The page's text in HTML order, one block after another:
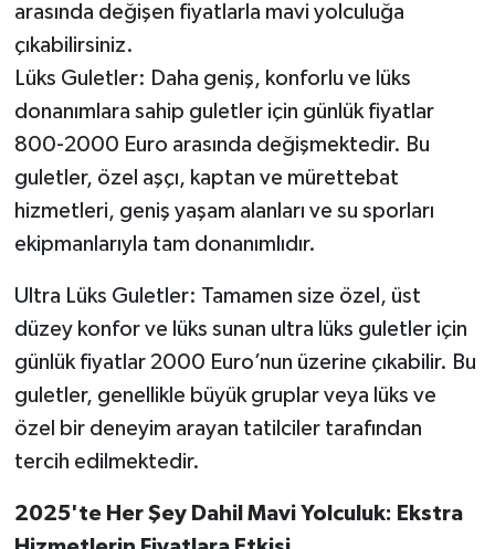
arasında değişen fiyatlarla mavi yolculuğa
çıkabilirsiniz.
Lüks Guletler: Daha geniş, konforlu ve lüks
donanımlara sahip guletler için günlük fiyatlar
800-2000 Euro arasında değişmektedir. Bu
guletler, özel aşçı, kaptan ve mürettebat
hizmetleri, geniş yaşam alanları ve su sporları
ekipmanlarıyla tam donanımlıdır.
Ultra Lüks Guletler: Tamamen size özel, üst
düzey konfor ve lüks sunan ultra lüks guletler için
günlük fiyatlar 2000 Euro’nun üzerine çıkabilir. Bu
guletler, genellikle büyük gruplar veya lüks ve
özel bir deneyim arayan tatilciler tarafından
tercih edilmektedir.
2025'te Her Şey Dahil Mavi Yolculuk: Ekstra